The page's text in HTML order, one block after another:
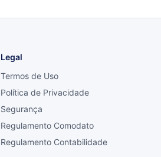
Legal
Termos de Uso
Política de Privacidade
Segurança
Regulamento Comodato
Regulamento Contabilidade